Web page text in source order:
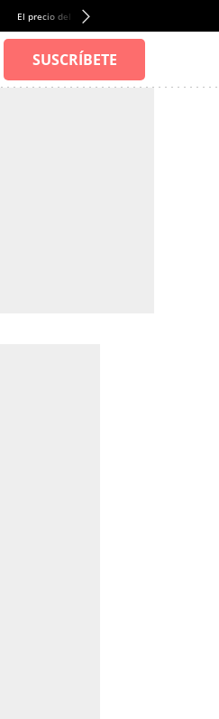
El precio del alquiler de vivienda baja por